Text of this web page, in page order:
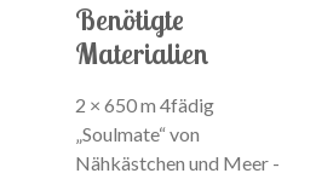
Benötigte
Materialien
2 × 650 m 4fädig
„Soulmate“ von
Nähkästchen und Meer -